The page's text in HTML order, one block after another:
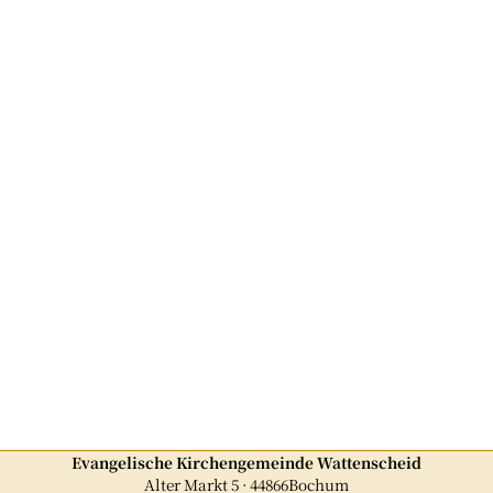
Evangelische Kirchengemeinde Wattenscheid
Alter Markt 5 · 44866Bochum